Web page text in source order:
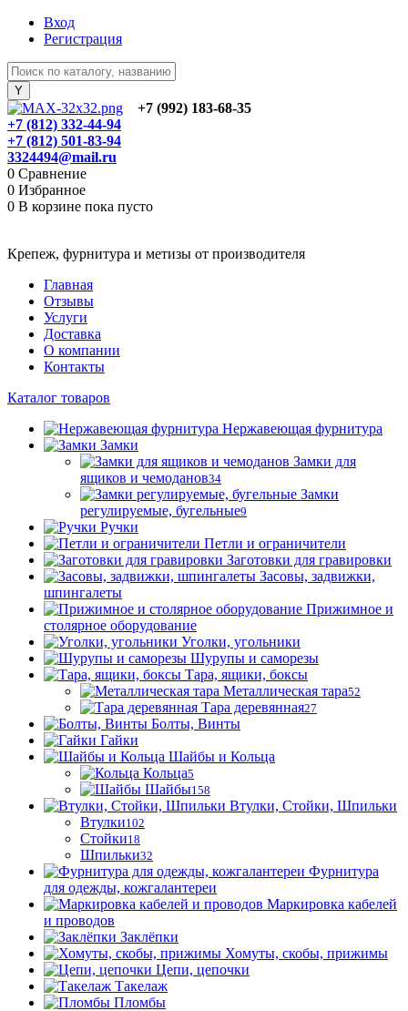
Вход
Регистрация
+7 (992) 183-68-35
+7 (812) 332-44-94
+7 (812) 501-83-94
3324494@mail.ru
0 Сравнение
0 Избранное
0 В корзине пока пусто
Крепеж, фурнитура и метизы от производителя
Главная
Отзывы
Услуги
Доставка
О компании
Контакты
Каталог товаров
Нержавеющая фурнитура
Замки
Замки для
ящиков и чемоданов34
Замки
регулируемые, бугельные9
Ручки
Петли и ограничители
Заготовки для гравировки
Засовы, задвижки,
шпингалеты
Прижимное и
столярное оборудование
Уголки, угольники
Шурупы и саморезы
Тара, ящики, боксы
Металлическая тара52
Тара деревянная27
Болты, Винты
Гайки
Шайбы и Кольца
Кольца5
Шайбы158
Втулки, Стойки, Шпильки
Втулки102
Стойки18
Шпильки32
Фурнитура
для одежды, кожгалантереи
Маркировка кабелей
и проводов
Заклёпки
Хомуты, скобы, прижимы
Цепи, цепочки
Такелаж
Пломбы